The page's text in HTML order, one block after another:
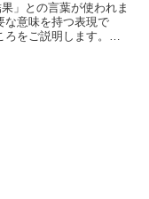
」との言葉が使われま
な意味を持つ表現で
をご説明します。